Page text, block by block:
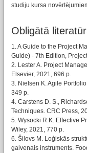
studiju kursa
Obligātā
1. A Guide to the Project
Guide) - 7th Edition,
2. Lester A. Project
Elsevier, 2021, 696 p.
3. Nielsen K. Agile
349 p.
4. Carstens D. S.,
Techniques. CRC Press,
5. Wysocki R.K. Effective
Wiley, 2021, 770 p.
6. Šilovs M. Loģiskās
galvenais instruments.